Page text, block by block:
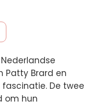
Patty Brard en
fascinatie. De twee
om hun